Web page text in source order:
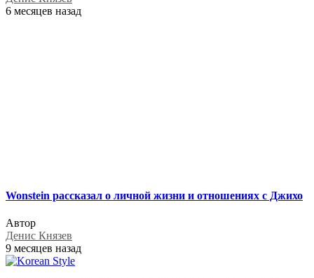
6 месяцев назад
Wonstein рассказал о личной жизни и отношениях с Джихо
Автор
Денис Князев
9 месяцев назад